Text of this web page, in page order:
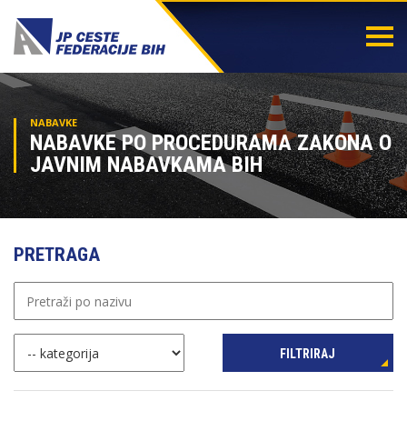
NABAVKE
NABAVKE PO PROCEDURAMA ZAKONA O
JAVNIM NABAVKAMA BIH
PRETRAGA
FILTRIRAJ